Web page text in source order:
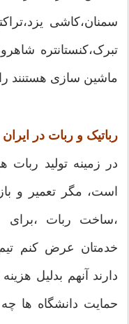
سمنان،کاشی
تبرک،کنستانتره
ماشین سازی هستنند را
رباتیک و ربات در ایران
در زمینه تولید
است، مگر تعمیر و
،ساخت ربات ،برای
خدمتان عرض کنم
دارند آنهم بدلیل
حمایت دانشگاه ها